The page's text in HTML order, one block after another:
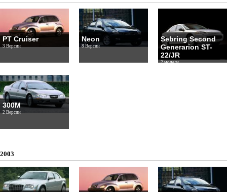
PT Cruiser
3 Версии
Neon
8 Версии
Sebring Second
Generarion ST-
22/JR
2 модели
300M
2 Версии
2003